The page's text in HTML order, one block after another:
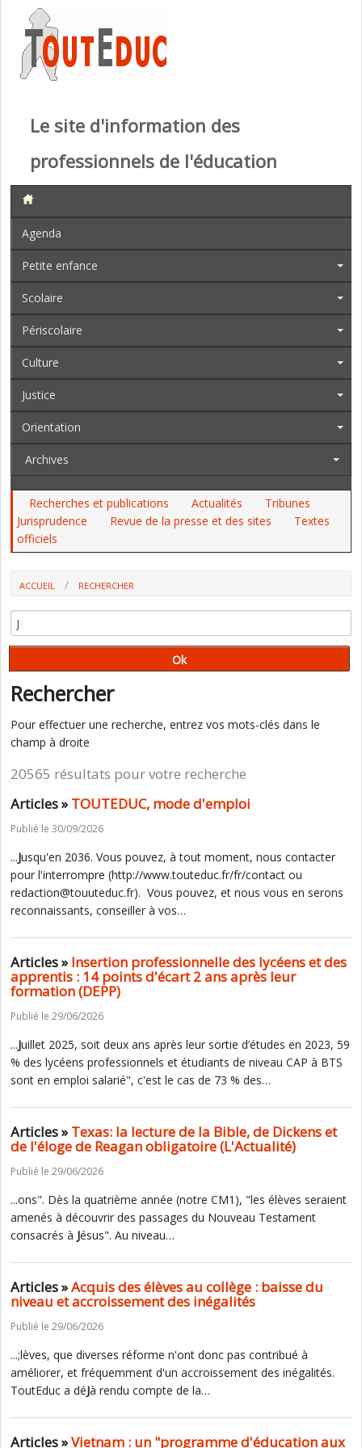
Le site d'information des
professionnels de l'éducation
Agenda
Petite enfance
Scolaire
Périscolaire
Culture
Justice
Orientation
Archives
Recherches et publications Actualités
Tribunes
Jurisprudence
Revue de la presse et des sites
Textes
officiels
ACCUEIL RECHERCHER
Rechercher
Pour effectuer une recherche, entrez vos mots-clés dans le
champ à droite
20565 résultats pour votre recherche
Articles »TOUTEDUC, mode d'emploi
Publié le 30/09/2026
...Jusqu'en 2036. Vous pouvez, à tout moment, nous contacter
pour l'interrompre (http://www.touteduc.fr/fr/contact ou
redaction@touuteduc.fr). Vous pouvez, et nous vous en serons
reconnaissants, conseiller à vos…
Articles »Insertion professionnelle des lycéens et des
apprentis : 14 points d'écart 2 ans après leur
formation (DEPP)
Publié le 29/06/2026
...Juillet 2025, soit deux ans après leur sortie d’études en 2023, 59
% des lycéens professionnels et étudiants de niveau CAP à BTS
sont en emploi salarié", c'est le cas de 73 % des…
Articles »Texas: la lecture de la Bible, de Dickens et
de l'éloge de Reagan obligatoire (L'Actualité)
Publié le 29/06/2026
...ons". Dès la quatrième année (notre CM1), "les élèves seraient
amenés à découvrir des passages du Nouveau Testament
consacrés à Jésus". Au niveau…
Articles »Acquis des élèves au collège : baisse du
niveau et accroissement des inégalités
Publié le 29/06/2026
...;lèves, que diverses réforme n'ont donc pas contribué à
améliorer, et fréquemment d'un accroissement des inégalités.
ToutEduc a déJà rendu compte de la…
Articles »Vietnam : un "programme d'éducation aux